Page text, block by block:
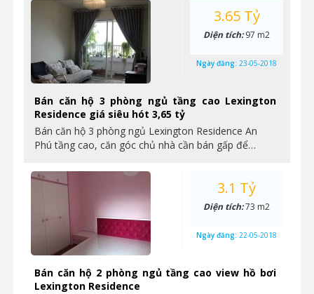
Bán căn hộ 3 phòng ngủ tầng cao Lexington
Residence giá siêu hót 3,65 tỷ
Bán căn hộ 3 phòng ngủ Lexington Residence An
Phú tầng cao, căn góc chủ nhà cần bán gấp để…
3.65 Tỷ
Diện tích:97 m2
Ngày đăng: 23-05-2018
Bán căn hộ 2 phòng ngủ tầng cao view hồ bơi
Lexington Residence
3.1 Tỷ
Diện tích:73 m2
Ngày đăng: 22-05-2018